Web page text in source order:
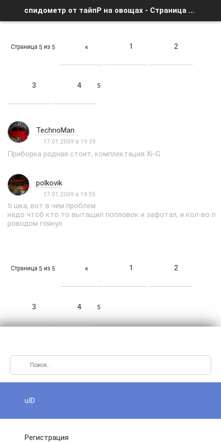
спидометр от тайпР на овощах - Страница 5 - Список форумов
Страница 5 из 5 « 1 2
3 4 5
TechnoMan
17.01.2009 в 19:39
Приборка родная стоит, комплектация Xi-G.
polkovik
17.01.2009 в 19:55
ti шка, вот в чем проблем
надо чтоб кто то вытащил попловок и зафотал, и кол-во п
роводом глянул
Страница 5 из 5 « 1 2
3 4 5
uID
Регистрация